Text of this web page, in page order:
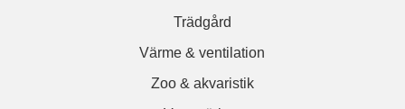
Trädgård
Värme & ventilation
Zoo & akvaristik